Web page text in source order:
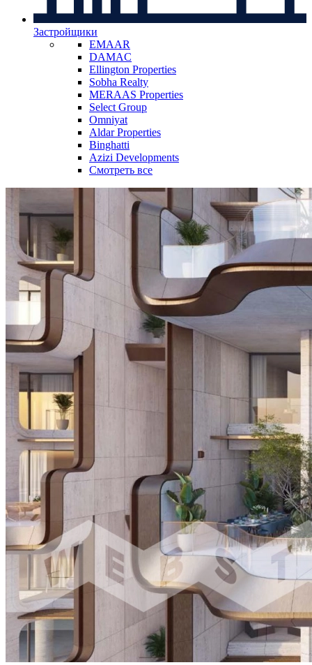
Застройщики
EMAAR
DAMAC
Ellington Properties
Sobha Realty
MERAAS Properties
Select Group
Omniyat
Aldar Properties
Binghatti
Azizi Developments
Смотреть все